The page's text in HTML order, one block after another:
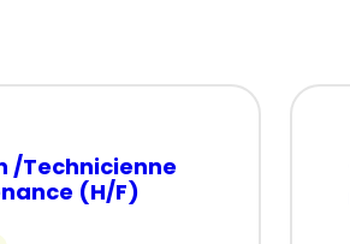
/Technicienne
(H/F)